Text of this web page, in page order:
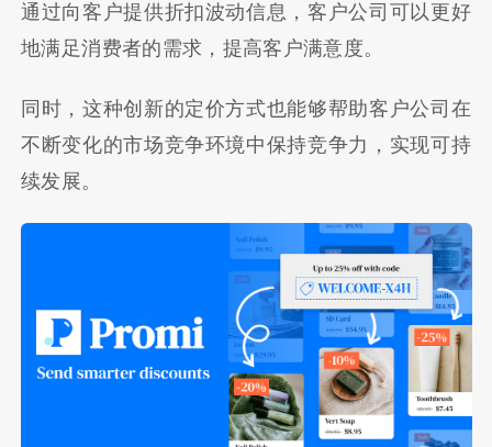
通过向客户提供折扣波动信息，客户公司可以更好
地满足消费者的需求，提高客户满意度。
同时，这种创新的定价方式也能够帮助客户公司在
不断变化的市场竞争环境中保持竞争力，实现可持
续发展。